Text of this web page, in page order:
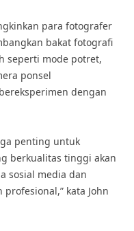
para fotografer
bakat fotografi
seperti mode potret,
ponsel
dengan
penting untuk
berkualitas tinggi akan
sosial media dan
kata John